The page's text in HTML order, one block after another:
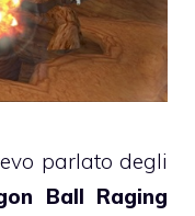
parlato degli
Ball Raging